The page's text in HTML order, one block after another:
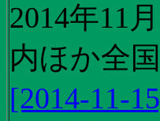
2014年11
内ほか全
[2014-11-